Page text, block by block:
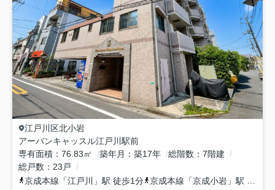
江戸川区北小岩
アーバンキャッスル江戸川駅前
専有面積
76.83㎡ 築年月 築17年 総階数
7階建
総戸数
23戸
京成本線 「江戸川 」駅 徒歩1分 京成本線 「京成小岩 」駅 徒歩17分